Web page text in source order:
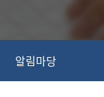
알림마당